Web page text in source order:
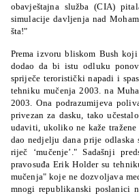
obavještajna služba (CIA)
simulacije davljenja nad
šta!"
Prema izvoru bliskom Bush
dodao da bi istu odluku
spriječe teroristički napadi i
tehniku mučenja 2003. na
2003. Ona podrazumijeva
privezan za dasku, tako
udaviti, ukoliko ne kaže
dao nedjelju dana prije odlaska
riječ ‘mučenje’." Sadašnji
pravosuđa Erik Holder su
mučenja" koje ne dozvoljava
mnogi republikanski poslanici